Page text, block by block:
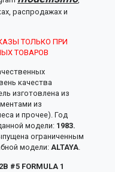
распродажах и
ТОЛЬКО ПРИ
ТОВАРОВ
качества
изготовлена из
из
и прочее). Год
модели: 1983.
ограниченным
модели: ALTAYA.
#5 FORMULA 1